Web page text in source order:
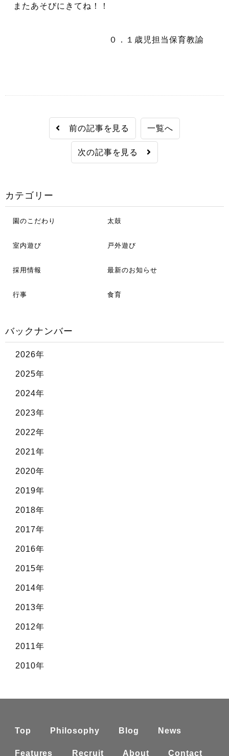
またあそびにきてね！！
０．１歳児担当保育教諭
前の記事を見る 一覧へ
次の記事を見る
カテゴリー
園のこだわり 太鼓
室内遊び 戸外遊び
採用情報 最新のお知らせ
行事 食育
バックナンバー
2026年
2025年
2024年
2023年
2022年
2021年
2020年
2019年
2018年
2017年
2016年
2015年
2014年
2013年
2012年
2011年
2010年
Top Philosophy Blog News
Features Recruit About Contact